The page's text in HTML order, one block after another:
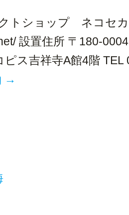
トショップ ネコセ
設置住所 〒180-
ス吉祥寺A館4階
→